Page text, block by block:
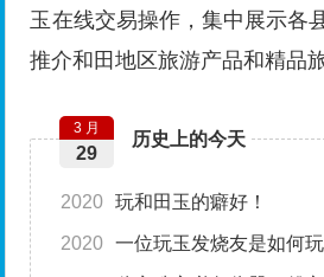
玉在线交易操作，集中展示各
推介和田地区旅游产品和精品
历史上的今天
3 月
29
2020 玩和田玉的癖好！
2020 一位玩玉发烧友是如何